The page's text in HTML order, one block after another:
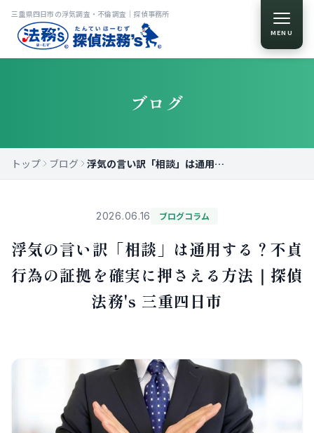
MENU
三重県四日市の浮気調査・不倫調査｜探偵事務所
ブログ
トップ ブログ 浮気の言い訳「相談」は通用する？不貞行為の証拠を確実に押さえる方法｜探偵法務's 三重四日市
2026.06.16 ブログコラム
浮気の言い訳「相談」は通用する？不貞
行為の証拠を確実に押さえる方法｜探偵
法務's 三重四日市